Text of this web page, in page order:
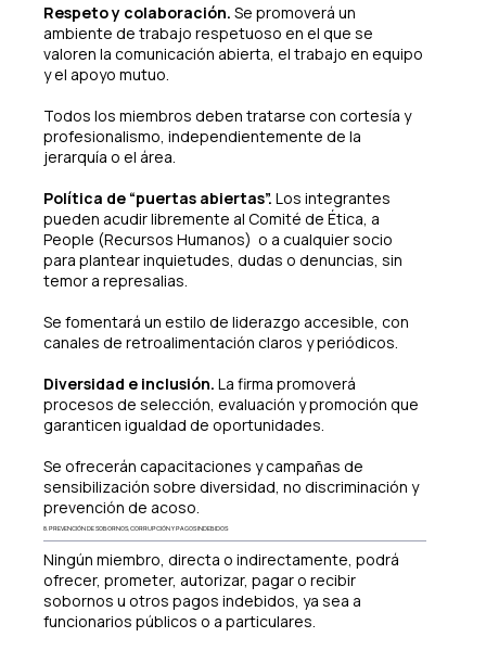
Respeto y colaboración. Se promoverá un
ambiente de trabajo respetuoso en el que se
valoren la comunicación abierta, el trabajo en equipo
y el apoyo mutuo.
Todos los miembros deben tratarse con cortesía y
profesionalismo, independientemente de la
jerarquía o el área.
Política de “puertas abiertas”. Los integrantes
pueden acudir libremente al Comité de Ética, a
People (Recursos Humanos) o a cualquier socio
para plantear inquietudes, dudas o denuncias, sin
temor a represalias.
Se fomentará un estilo de liderazgo accesible, con
canales de retroalimentación claros y periódicos.
Diversidad e inclusión. La firma promoverá
procesos de selección, evaluación y promoción que
garanticen igualdad de oportunidades.
Se ofrecerán capacitaciones y campañas de
sensibilización sobre diversidad, no discriminación y
prevención de acoso.
8. PREVENCIÓN DE SOBORNOS, CORRUPCIÓN Y PAGOS INDEBIDOS
Ningún miembro, directa o indirectamente, podrá
ofrecer, prometer, autorizar, pagar o recibir
sobornos u otros pagos indebidos, ya sea a
funcionarios públicos o a particulares.